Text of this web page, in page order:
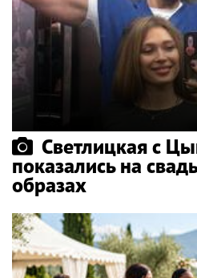
Светлицкая с
показались на
образах